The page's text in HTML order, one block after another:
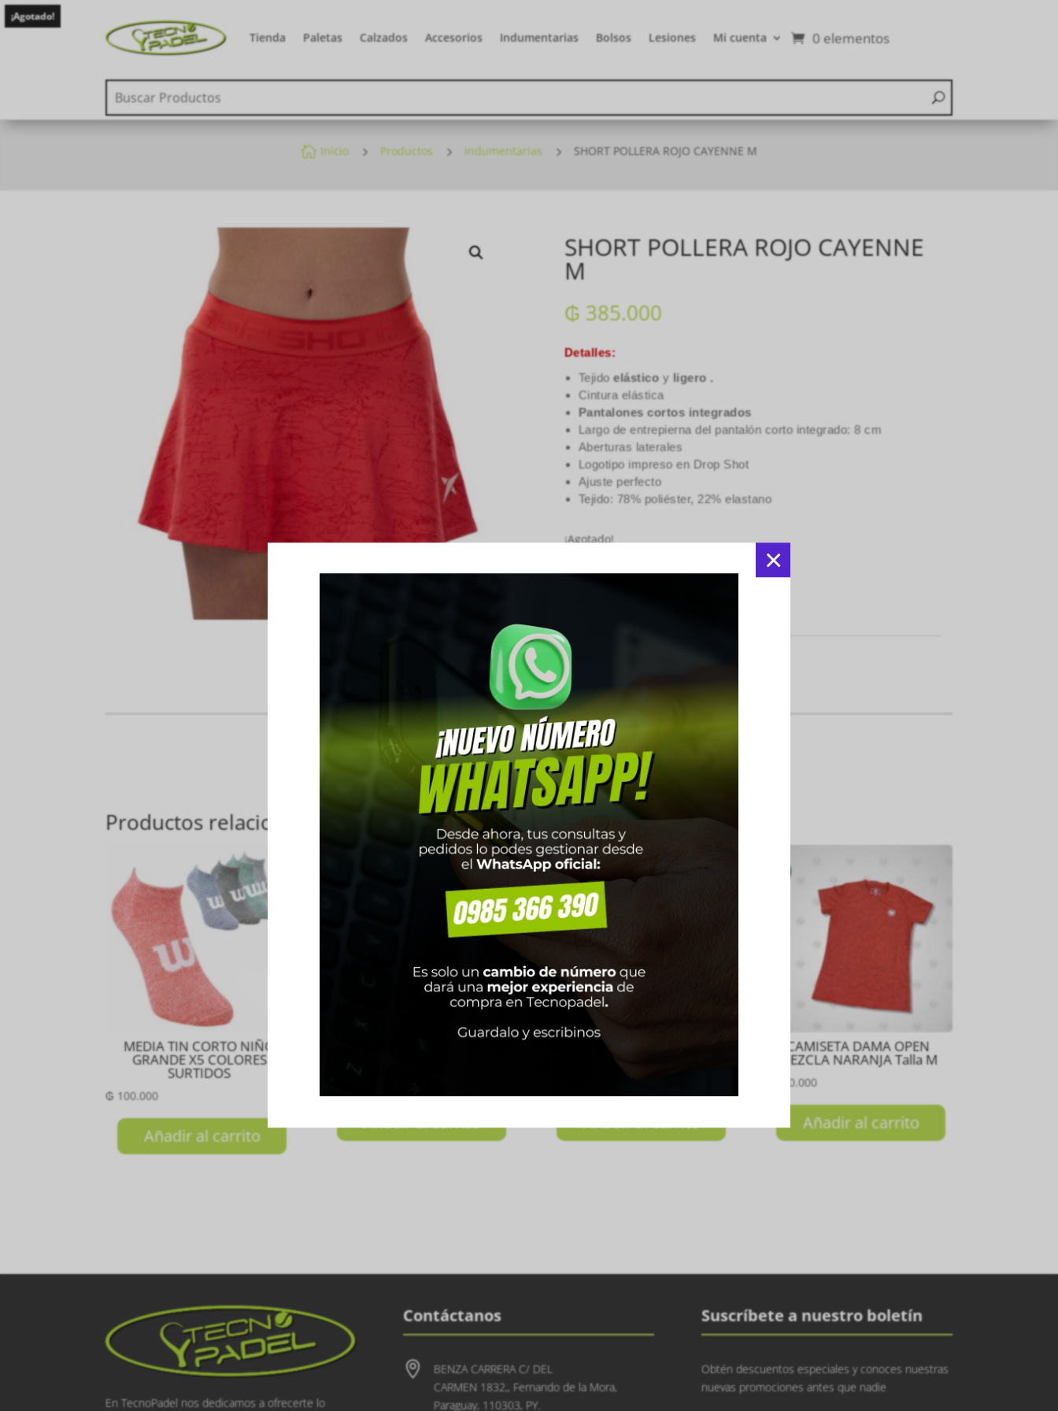
×
Tienda Paletas Calzados Accesorios Indumentarias Bolsos Lesiones Mi cuenta 0 elementos
¡Agotado!
 Inicio 5 Productos 5 Indumentarias 5 SHORT POLLERA ROJO CAYENNE M
SHORT POLLERA ROJO CAYENNE
M
₲ 385.000
Detalles:
Tejidoelástico y ligero .
Cintura elástica
Pantalones cortos integrados
Largo de entrepierna del pantalón corto integrado: 8 cm
Aberturas laterales
Logotipo impreso en Drop Shot
Ajuste perfecto
Tejido: 78% poliéster, 22% elastano
¡Agotado!
SKU:
Productos relacionados
MEDIA TIN CORTO NIÑO
GRANDE X5 COLORES
SURTIDOS
₲ 100.000
Añadir al carrito
Añadir al carrito
MUSCULOSA DAMA CORE
BLANCO Talla P
Añadir al carrito
CAMISETA DAMA OPEN
MEZCLA NARANJA Talla M
150.000
Añadir al carrito
En TecnoPadel nos dedicamos a ofrecerte lo
Contáctanos

BENZA CARRERA C/ DEL
CARMEN 1832,, Fernando de la Mora,
Paraguay, 110303, PY.
Suscríbete a nuestro boletín
Obtén descuentos especiales y conoces nuestras
nuevas promociones antes que nadie